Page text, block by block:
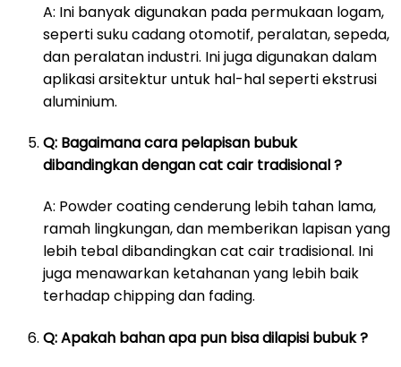
A: Ini banyak digunakan pada permukaan logam,
seperti suku cadang otomotif, peralatan, sepeda,
dan peralatan industri. Ini juga digunakan dalam
aplikasi arsitektur untuk hal-hal seperti ekstrusi
aluminium.
Q: Bagaimana cara pelapisan bubuk
dibandingkan dengan cat cair tradisional ?
A: Powder coating cenderung lebih tahan lama,
ramah lingkungan, dan memberikan lapisan yang
lebih tebal dibandingkan cat cair tradisional. Ini
juga menawarkan ketahanan yang lebih baik
terhadap chipping dan fading.
Q: Apakah bahan apa pun bisa dilapisi bubuk ?